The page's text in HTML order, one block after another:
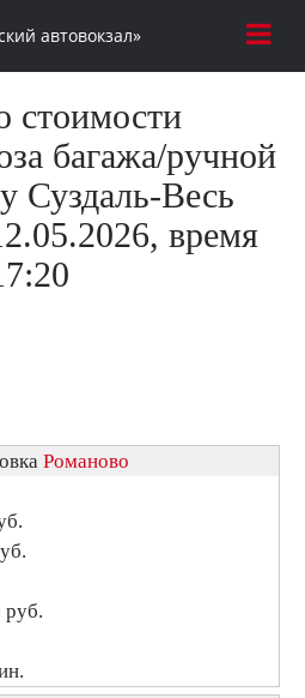
автовокзал»
стоимости
багажа/ручной
Суздаль-Весь
время
Романово
руб.